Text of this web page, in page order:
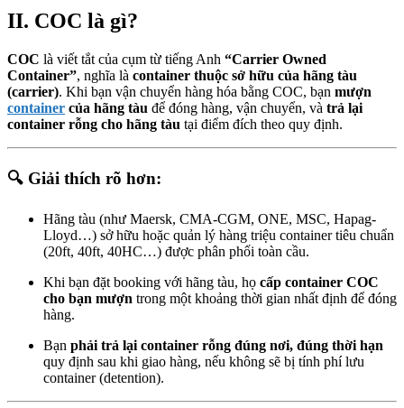
II. COC là gì?
COC là viết tắt của cụm từ tiếng Anh “Carrier Owned
Container”, nghĩa là container thuộc sở hữu của hãng tàu
(carrier). Khi bạn vận chuyển hàng hóa bằng COC, bạn mượn
container của hãng tàu để đóng hàng, vận chuyển, và trả lại
container rỗng cho hãng tàu tại điểm đích theo quy định.
🔍 Giải thích rõ hơn:
Hãng tàu (như Maersk, CMA-CGM, ONE, MSC, Hapag-
Lloyd…) sở hữu hoặc quản lý hàng triệu container tiêu chuẩn
(20ft, 40ft, 40HC…) được phân phối toàn cầu.
Khi bạn đặt booking với hãng tàu, họ cấp container COC
cho bạn mượn trong một khoảng thời gian nhất định để đóng
hàng.
Bạn phải trả lại container rỗng đúng nơi, đúng thời hạn
quy định sau khi giao hàng, nếu không sẽ bị tính phí lưu
container (detention).